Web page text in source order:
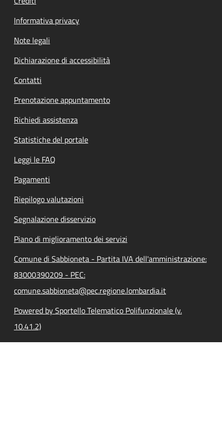
Informativa privacy
Note legali
Dichiarazione di accessibilità
Contatti
Prenotazione appuntamento
Richiedi assistenza
Statistiche del portale
Leggi le FAQ
Pagamenti
Riepilogo valutazioni
Segnalazione disservizio
Piano di miglioramento dei servizi
Comune di Sabbioneta - Partita IVA dell'amministrazione:
83000390209 - PEC:
comune.sabbioneta@pec.regione.lombardia.it
Powered by Sportello Telematico Polifunzionale (v.
10.41.2)